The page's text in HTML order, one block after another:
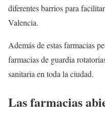
diferentes barrios para
Valencia.
Además de estas farmacias
farmacias de guardia
sanitaria en toda la ciudad.
Las farmacias